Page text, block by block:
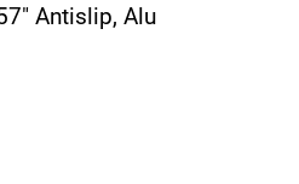
Antislip, Alu